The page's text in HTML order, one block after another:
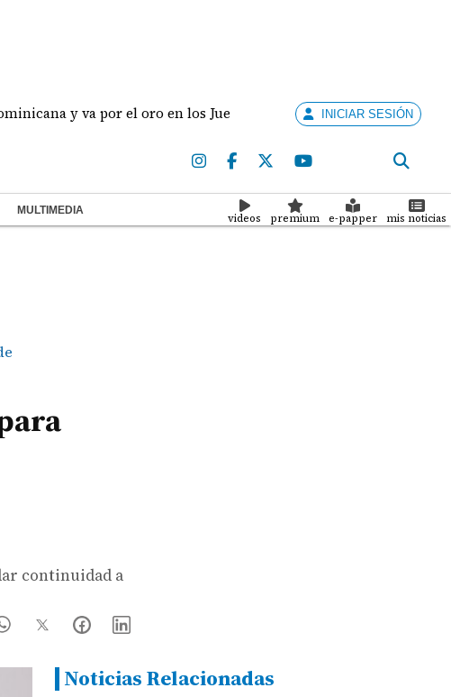
va por el oro en los Juegos Centroamericanos y del Caribe
INICIAR SESIÓN
MULTIMEDIA
videos premium e-papper mis noticias
continuidad a
Noticias Relacionadas